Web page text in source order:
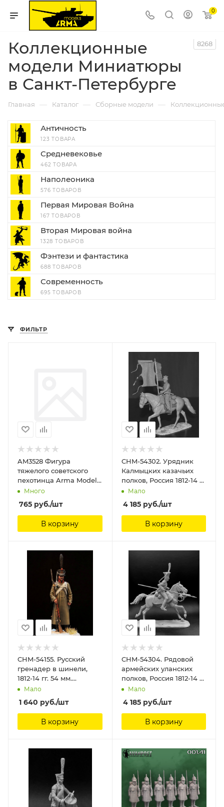
0
Коллекционные
модели Миниатюры
в Санкт-Петербурге
8268
Главная — Каталог — Сборные модели —
Античность
123 ТОВАРА
Средневековье
462 ТОВАРА
Наполеоника
576 ТОВАРОВ
Первая Мировая Война
167 ТОВАРОВ
Вторая Мировая война
1328 ТОВАРОВ
Фэнтези и фантастика
688 ТОВАРОВ
Современность
695 ТОВАРОВ
ФИЛЬТР
AM3528 Фигура
тяжелого советского
пехотинца Arma Models,
1/35Много
765 руб./шт
В корзину
CHM-54302. Урядник
Калмыцких казачьих
полков, Россия 1812-14 гг.
54 мм. Материал -
смола. Chronos
Miniatures, 54 мм
Мало
4 185руб./шт
В корзину
CHM-54155. Русский
гренадер в шинели,
1812-14 гг. 54 мм.
Материал - смола.
Chronos Miniatures, 54
мм
Мало
1 640 руб./шт
В корзину
CHM-54304. Рядовой
армейских уланских
полков, Россия 1812-14 гг.
54 мм. Материал -
смола. Chronos
Miniatures, 54мм
Мало
4 185руб./шт
В корзину